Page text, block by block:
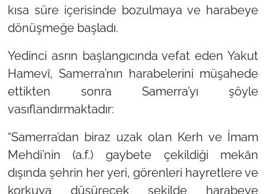
kısa süre içerisinde bozulmaya ve harabeye
dönüşmeğe başladı.
Yedinci asrın başlangıcında vefat eden Yakut
Hamevî, Samerra’nın harabelerini müşahede
ettikten sonra Samerra’yı şöyle
vasıflandırmaktadır:
“Samerra’dan biraz uzak olan Kerh ve İmam
Mehdi’nin (a.f.) gaybete çekildiği mekân
dışında şehrin her yeri, görenleri hayretlere ve
korkuya düşürecek şekilde harabeye